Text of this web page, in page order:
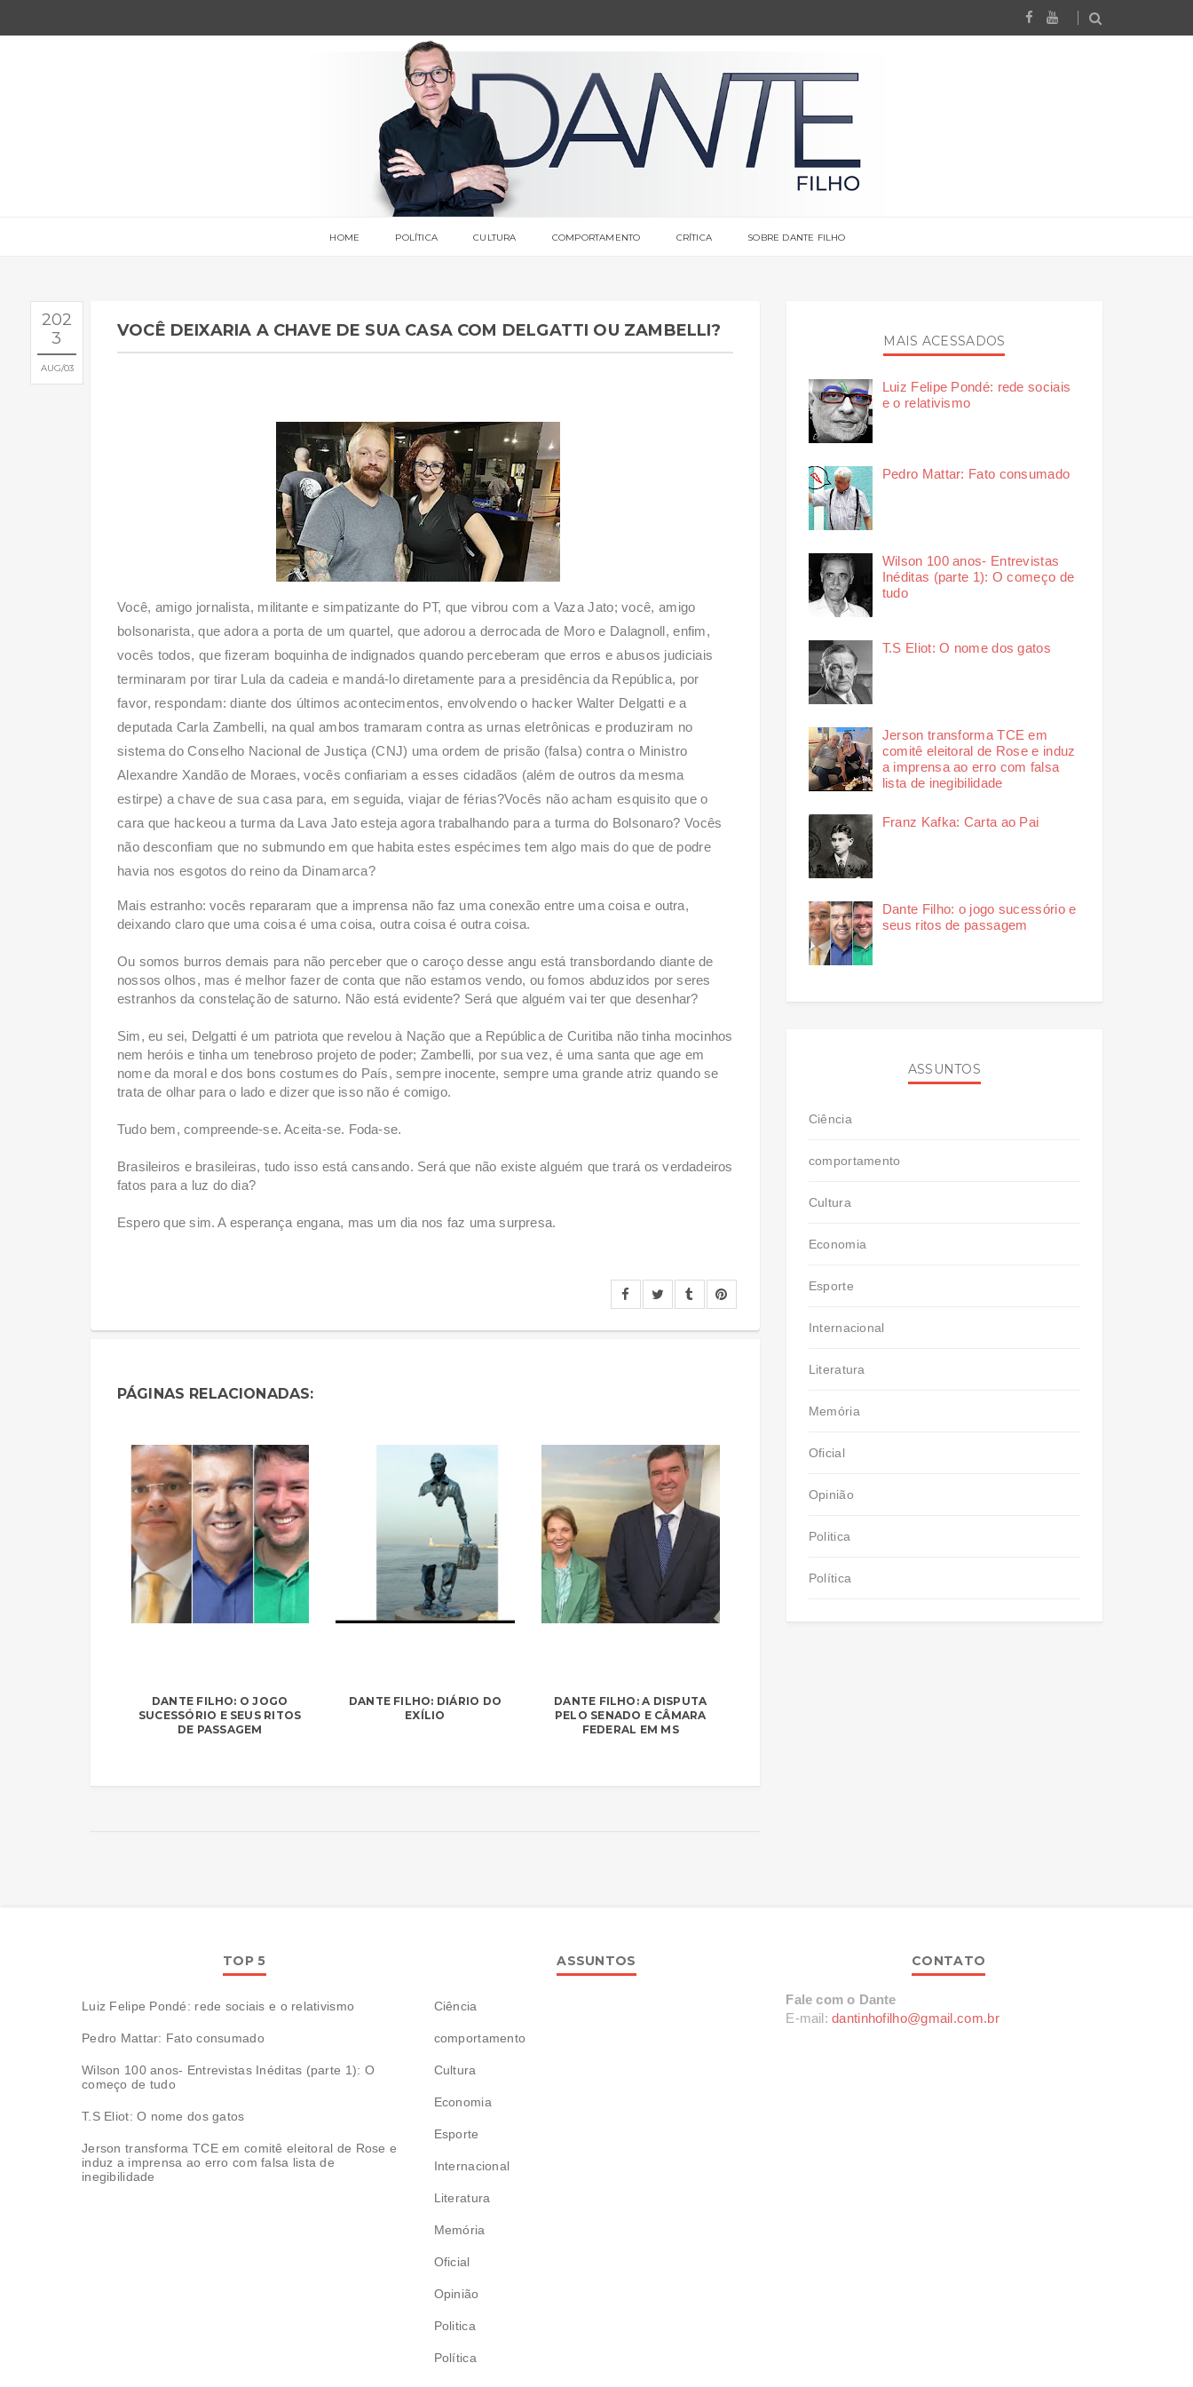
HOME POLÍTICA CULTURA COMPORTAMENTO CRÍTICA SOBRE DANTE FILHO
202
3
AUG 03
VOCÊ DEIXARIA A CHAVE DE SUA CASA COM DELGATTI OU ZAMBELLI?
Você, amigo jornalista, militante e simpatizante do PT, que vibrou com a Vaza Jato; você, amigo
bolsonarista, que adora a porta de um quartel, que adorou a derrocada de Moro e Dalagnoll, enfim,
vocês todos, que fizeram boquinha de indignados quando perceberam que erros e abusos judiciais
terminaram por tirar Lula da cadeia e mandá-lo diretamente para a presidência da República, por
favor, respondam: diante dos últimos acontecimentos, envolvendo o hacker Walter Delgatti e a
deputada Carla Zambelli, na qual ambos tramaram contra as urnas eletrônicas e produziram no
sistema do Conselho Nacional de Justiça (CNJ) uma ordem de prisão (falsa) contra o Ministro
Alexandre Xandão de Moraes, vocês confiariam a esses cidadãos (além de outros da mesma
estirpe) a chave de sua casa para, em seguida, viajar de férias?Vocês não acham esquisito que o
cara que hackeou a turma da Lava Jato esteja agora trabalhando para a turma do Bolsonaro? Vocês
não desconfiam que no submundo em que habita estes espécimes tem algo mais do que de podre
havia nos esgotos do reino da Dinamarca?
Mais estranho: vocês repararam que a imprensa não faz uma conexão entre uma coisa e outra,
deixando claro que uma coisa é uma coisa, outra coisa é outra coisa.
Ou somos burros demais para não perceber que o caroço desse angu está transbordando diante de
nossos olhos, mas é melhor fazer de conta que não estamos vendo, ou fomos abduzidos por seres
estranhos da constelação de saturno. Não está evidente? Será que alguém vai ter que desenhar?
Sim, eu sei, Delgatti é um patriota que revelou à Nação que a República de Curitiba não tinha mocinhos
nem heróis e tinha um tenebroso projeto de poder; Zambelli, por sua vez, é uma santa que age em
nome da moral e dos bons costumes do País, sempre inocente, sempre uma grande atriz quando se
trata de olhar para o lado e dizer que isso não é comigo.
Tudo bem, compreende-se. Aceita-se. Foda-se.
Brasileiros e brasileiras, tudo isso está cansando. Será que não existe alguém que trará os verdadeiros
fatos para a luz do dia?
Espero que sim. A esperança engana, mas um dia nos faz uma surpresa.
PÁGINAS RELACIONADAS:
DANTE FILHO: O JOGO
SUCESSÓRIO E SEUS RITOS
DE PASSAGEM
DANTE FILHO: DIÁRIO DO
EXÍLIO
DANTE FILHO: A DISPUTA
PELO SENADO E CÂMARA
FEDERAL EM MS
MAIS ACESSADOS
Luiz Felipe Pondé: rede sociais
e o relativismo
Pedro Mattar: Fato consumado
Wilson 100 anos- Entrevistas
Inéditas (parte 1): O começo de
tudo
T.S Eliot: O nome dos gatos
Jerson transforma TCE em
comitê eleitoral de Rose e induz
a imprensa ao erro com falsa
lista de inegibilidade
Franz Kafka: Carta ao Pai
Dante Filho: o jogo sucessório e
seus ritos de passagem
ASSUNTOS
Ciência
comportamento
Cultura
Economia
Esporte
Internacional
Literatura
Memória
Oficial
Opinião
Politica
Política
TOP 5
Luiz Felipe Pondé: rede sociais e o relativismo
Pedro Mattar: Fato consumado
Wilson 100 anos- Entrevistas Inéditas (parte 1): O
começo de tudo
T.S Eliot: O nome dos gatos
Jerson transforma TCE em comitê eleitoral de Rose e
induz a imprensa ao erro com falsa lista de
inegibilidade
ASSUNTOS
Ciência
comportamento
Cultura
Economia
Esporte
Internacional
Literatura
Memória
Oficial
Opinião
Politica
Política
CONTATO
Fale com o Dante
E-mail: dantinhofilho@gmail.com.br